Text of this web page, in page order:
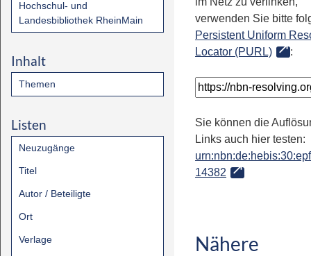
Hochschul- und
Landesbibliothek RheinMain
Inhalt
Themen
Listen
Neuzugänge
Titel
Autor / Beteiligte
Ort
Verlage
verwenden Sie bitte
Persistent Uniform
Locator (PURL)
:
Sie können die
Links auch hier testen:
14382
Nähere